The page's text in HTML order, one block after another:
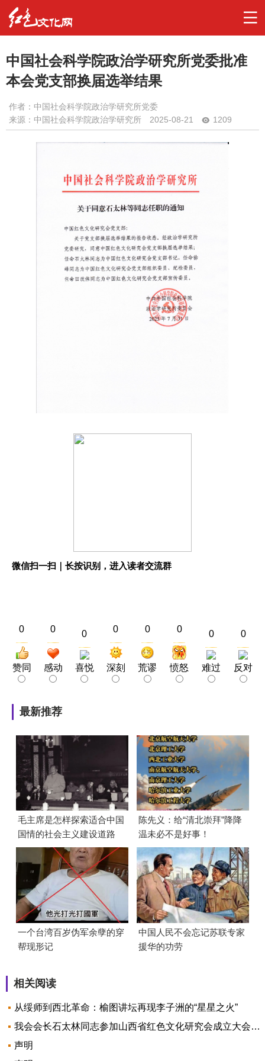
中国社会科学院政治学研究所党委批准
本会党支部换届选举结果
作者： 中国社会科学院政治学研究所党委
来源：中国社会科学院政治学研究所
2025-08-21 1209
微信扫一扫｜长按识别，进入读者交流群
0
赞同
0
感动
0
喜悦
0
深刻
0
荒谬
0
愤怒
0
难过
0
反对
最新推荐
毛主席是怎样探索适合中国
国情的社会主义建设道路
的？
陈先义：给“清北崇拜”降降
温未必不是好事！
一个台湾百岁伪军余孽的穿
帮现形记
中国人民不会忘记苏联专家
援华的功劳
相关阅读
从绥师到西北革命：榆图讲坛再现李子洲的“星星之火”
我会会长石太林同志参加山西省红色文化研究会成立大会并致辞
声明